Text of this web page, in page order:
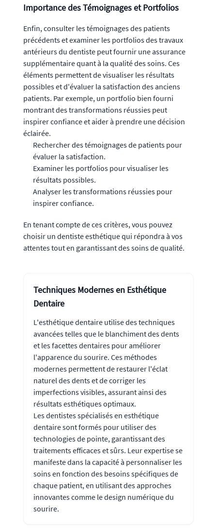
Importance des Témoignages et Portfolios
Enfin, consulter les témoignages des patients
précédents et examiner les portfolios des travaux
antérieurs du dentiste peut fournir une assurance
supplémentaire quant à la qualité des soins. Ces
éléments permettent de visualiser les résultats
possibles et d'évaluer la satisfaction des anciens
patients. Par exemple, un portfolio bien fourni
montrant des transformations réussies peut
inspirer confiance et aider à prendre une décision
éclairée.
Rechercher des témoignages de patients pour
évaluer la satisfaction.
Examiner les portfolios pour visualiser les
résultats possibles.
Analyser les transformations réussies pour
inspirer confiance.
En tenant compte de ces critères, vous pouvez
choisir un dentiste esthétique qui répondra à vos
attentes tout en garantissant des soins de qualité.
Techniques Modernes en Esthétique
Dentaire
L'esthétique dentaire utilise des techniques
avancées telles que le blanchiment des dents
et les facettes dentaires pour améliorer
l'apparence du sourire. Ces méthodes
modernes permettent de restaurer l'éclat
naturel des dents et de corriger les
imperfections visibles, assurant ainsi des
résultats esthétiques optimaux.
Les dentistes spécialisés en esthétique
dentaire sont formés pour utiliser des
technologies de pointe, garantissant des
traitements efficaces et sûrs. Leur expertise se
manifeste dans la capacité à personnaliser les
soins en fonction des besoins spécifiques de
chaque patient, en utilisant des approches
innovantes comme le design numérique du
sourire.